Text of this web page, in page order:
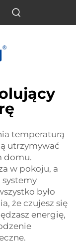
temperaturą
utrzymywać
domu.
w pokoju, a
systemy
było
że czujesz się
energię,